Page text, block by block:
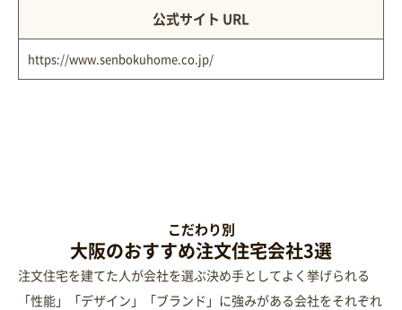
公式サイト URL
https://www.senbokuhome.co.jp/
こだわり別
大阪のおすすめ注文住宅会社3選
注文住宅を建てた人が会社を選ぶ決め手としてよく挙げられる
「性能」「デザイン」「ブランド」に強みがある会社をそれぞれ